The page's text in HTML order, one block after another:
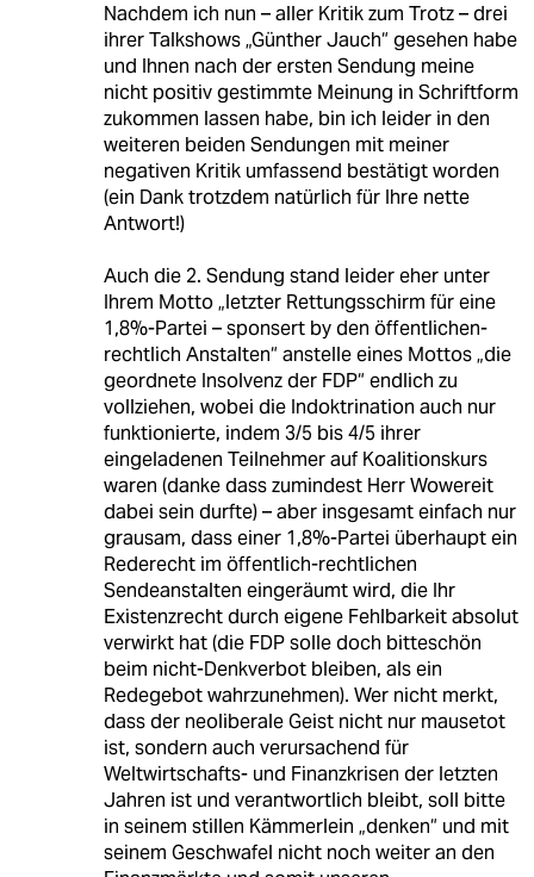
Nachdem ich nun – aller Kritik zum Trotz – drei
ihrer Talkshows „Günther Jauch“ gesehen habe
und Ihnen nach der ersten Sendung meine
nicht positiv gestimmte Meinung in Schriftform
zukommen lassen habe, bin ich leider in den
weiteren beiden Sendungen mit meiner
negativen Kritik umfassend bestätigt worden
(ein Dank trotzdem natürlich für Ihre nette
Antwort!)
Auch die 2. Sendung stand leider eher unter
Ihrem Motto „letzter Rettungsschirm für eine
1,8%-Partei – sponsert by den öffentlichen-
rechtlich Anstalten“ anstelle eines Mottos „die
geordnete Insolvenz der FDP“ endlich zu
vollziehen, wobei die Indoktrination auch nur
funktionierte, indem 3/5 bis 4/5 ihrer
eingeladenen Teilnehmer auf Koalitionskurs
waren (danke dass zumindest Herr Wowereit
dabei sein durfte) – aber insgesamt einfach nur
grausam, dass einer 1,8%-Partei überhaupt ein
Rederecht im öffentlich-rechtlichen
Sendeanstalten eingeräumt wird, die Ihr
Existenzrecht durch eigene Fehlbarkeit absolut
verwirkt hat (die FDP solle doch bitteschön
beim nicht-Denkverbot bleiben, als ein
Redegebot wahrzunehmen). Wer nicht merkt,
dass der neoliberale Geist nicht nur mausetot
ist, sondern auch verursachend für
Weltwirtschafts- und Finanzkrisen der letzten
Jahren ist und verantwortlich bleibt, soll bitte
in seinem stillen Kämmerlein „denken“ und mit
seinem Geschwafel nicht noch weiter an den